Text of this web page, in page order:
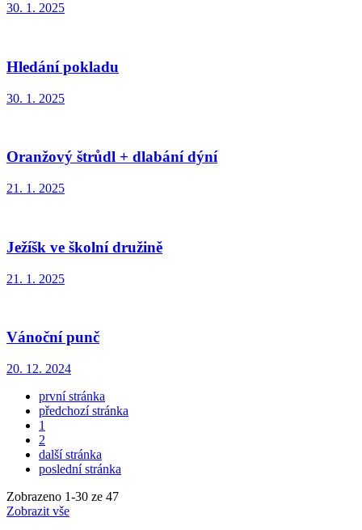
30. 1. 2025
Hledání pokladu
30. 1. 2025
Oranžový štrůdl + dlabání dýní
21. 1. 2025
Ježíšk ve školní družině
21. 1. 2025
Vánoční punč
20. 12. 2024
první stránka
předchozí stránka
1
2
další stránka
poslední stránka
Zobrazeno 1-30 ze 47
Zobrazit vše